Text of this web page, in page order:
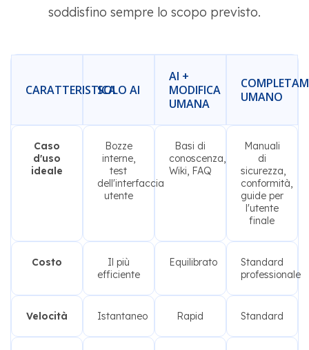
soddisfino sempre lo scopo previsto.
CARATTERISTICASOLO AI
AI +
MODIFICA
UMANA
UMANO
Caso
d'uso
ideale
Bozze
interne,
test
dell'interfaccia
utente
Basi di
conoscenza,
Wiki, FAQ
Manuali
di
sicurezza,
conformità,
guide per
l'utente
finale
Costo
Il più
efficiente
Equilibrato
Standard
professionale
Velocità Istantaneo Rapid Standard